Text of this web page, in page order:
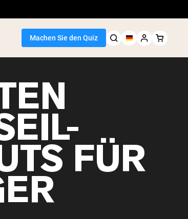
Machen Sie den Quiz
FÜR